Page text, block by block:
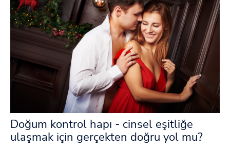
Doğum kontrol hapı - cinsel eşitliğe
ulaşmak için gerçekten doğru yol mu?